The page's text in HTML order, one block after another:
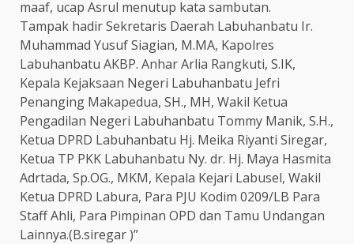
maaf, ucap Asrul menutup kata sambutan.
Tampak hadir Sekretaris Daerah Labuhanbatu Ir.
Muhammad Yusuf Siagian, M.MA, Kapolres
Labuhanbatu AKBP. Anhar Arlia Rangkuti, S.IK,
Kepala Kejaksaan Negeri Labuhanbatu Jefri
Penanging Makapedua, SH., MH, Wakil Ketua
Pengadilan Negeri Labuhanbatu Tommy Manik, S.H.,
Ketua DPRD Labuhanbatu Hj. Meika Riyanti Siregar,
Ketua TP PKK Labuhanbatu Ny. dr. Hj. Maya Hasmita
Adrtada, Sp.OG., MKM, Kepala Kejari Labusel, Wakil
Ketua DPRD Labura, Para PJU Kodim 0209/LB Para
Staff Ahli, Para Pimpinan OPD dan Tamu Undangan
Lainnya.(B.siregar )”